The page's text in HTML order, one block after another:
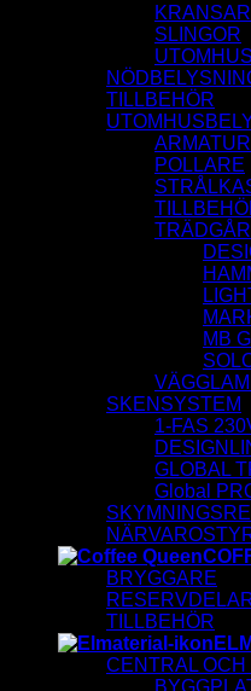
SLINGOR
TILLBEHÖR
POLLARE
MB
SKENSYSTEM
1-FAS
GLOBAL
Global
BRYGGARE
TILLBEHÖR
CENTRAL